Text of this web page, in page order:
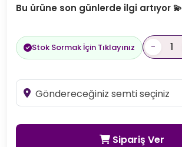
Bu ürüne son günlerde ilgi artıyor 💫
Stok Sormak İçin Tıklayınız -
Sipariş Ver